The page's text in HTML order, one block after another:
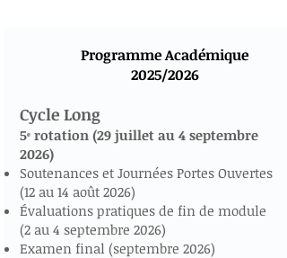
Programme Académique
2025/2026
Cycle Long
5ᵉ rotation (29 juillet au 4 septembre
2026)
Soutenances et Journées Portes Ouvertes
(12 au 14 août 2026)
Évaluations pratiques de fin de module
(2 au 4 septembre 2026)
Examen final (septembre 2026)